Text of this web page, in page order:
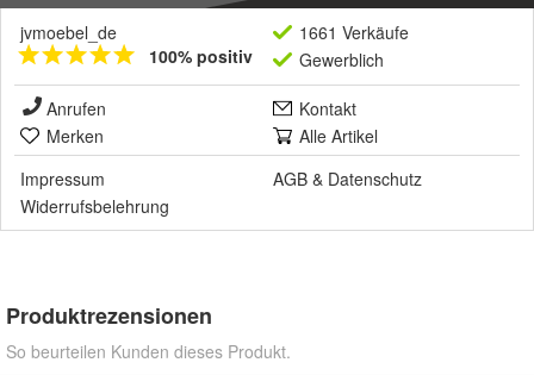
jvmoebel_de
100% positiv
1661 Verkäufe
Gewerblich
Anrufen
Kontakt
Merken
Alle Artikel
Impressum
AGB & Datenschutz
Widerrufsbelehrung
Produktrezensionen
So beurteilen Kunden dieses Produkt.